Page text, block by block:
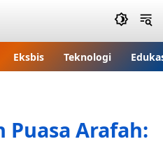
Eksbis Teknologi
Puasa Arafah: